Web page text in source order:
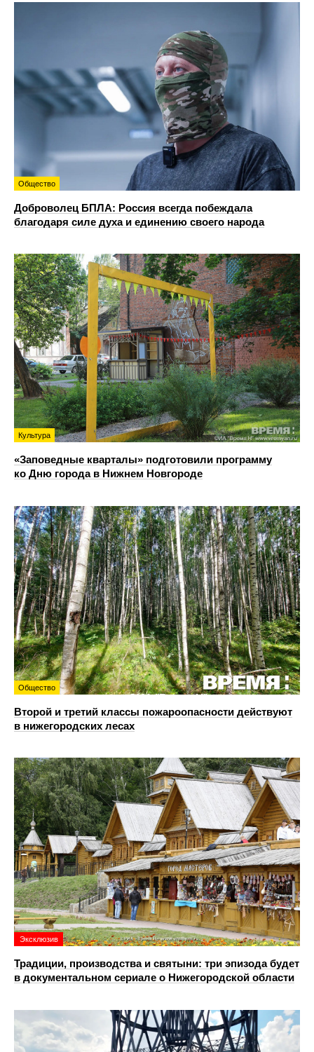
Общество
Доброволец БПЛА: Россия всегда побеждала
благодаря силе духа и единению своего народа
Культура
«Заповедные кварталы» подготовили программу
ко Дню города в Нижнем Новгороде
Общество
Второй и третий классы пожароопасности действуют
в нижегородских лесах
Эксклюзив
Традиции, производства и святыни: три эпизода будет
в документальном сериале о Нижегородской области